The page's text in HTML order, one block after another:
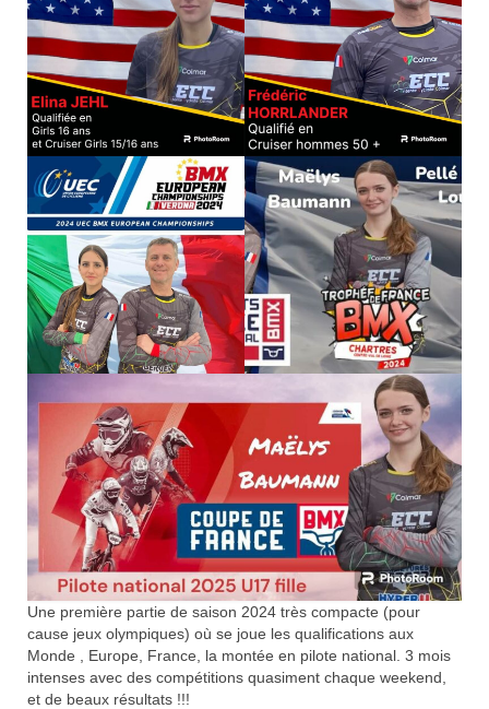
Nos organisations de la saison
Classements
VTT
BMX
Piste
Cyclo-Cross
Actualités
Plan d’entraînement 2026
Préparation Physique
Documentation
Loisirs
Sorties
Strava
Route, Piste, Cyclo-cross
Une première partie de saison 2024 très compacte (pour
cause jeux olympiques) où se joue les qualifications aux
Monde , Europe, France, la montée en pilote national. 3 mois
intenses avec des compétitions quasiment chaque weekend,
et de beaux résultats !!!